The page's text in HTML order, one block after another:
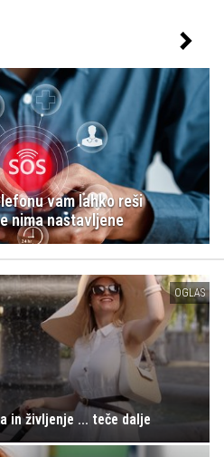
vam lahko reši
nima nastavljene
OGLAS
in življenje ... teče dalje